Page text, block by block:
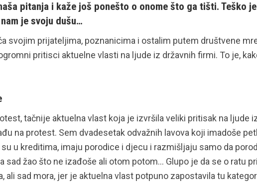
pitanja i kaže još ponešto o onome što ga tišti. Teško je
je svoju dušu…
svojim prijateljima, poznanicima i ostalim putem društvene
pritisci aktuelne vlasti na ljude iz državnih firmi. To je,
tačnije aktuelna vlast koja je izvršila veliki pritisak na ljude
na protest. Sem dvadesetak odvažnih lavova koji imadoše
u kreditima, imaju porodice i djecu i razmišljaju samo da
sad žao što ne izađoše ali otom potom… Glupo je da se o ratu
ali sad mora, jer je aktuelna vlast potpuno zapostavila tu